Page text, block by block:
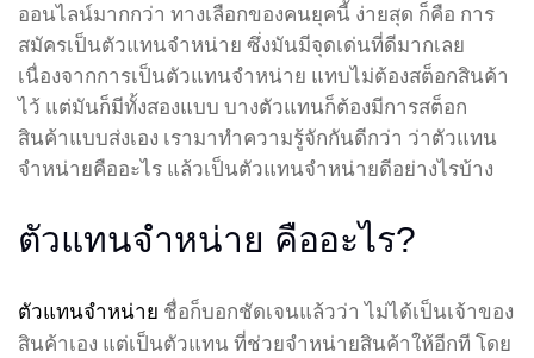
ออนไลน์มากกว่า ทางเลือกของคนยุคนี้ ง่ายสุด ก็คือ การ
สมัครเป็นตัวแทนจำหน่าย ซึ่งมันมีจุดเด่นที่ดีมากเลย
เนื่องจากการเป็นตัวแทนจำหน่าย แทบไม่ต้องสต็อกสินค้า
ไว้ แต่มันก็มีทั้งสองแบบ บางตัวแทนก็ต้องมีการสต็อก
สินค้าแบบส่งเอง เรามาทำความรู้จักกันดีกว่า ว่าตัวแทน
จำหน่ายคืออะไร แล้วเป็นตัวแทนจำหน่ายดีอย่างไรบ้าง
ตัวแทนจำหน่าย คืออะไร?
ตัวแทนจำหน่าย ชื่อก็บอกชัดเจนแล้วว่า ไม่ได้เป็นเจ้าของ
สินค้าเอง แต่เป็นตัวแทน ที่ช่วยจำหน่ายสินค้าให้อีกที โดย